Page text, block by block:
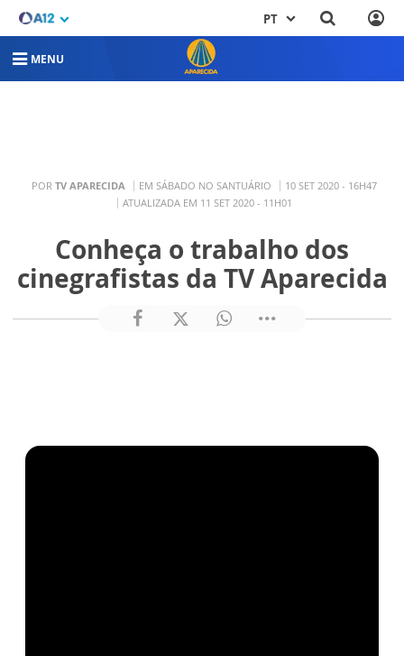
PT
MENU
POR TV APARECIDA EM SÁBADO NO SANTUÁRIO
10 SET 2020 - 16H47
ATUALIZADA EM 11 SET 2020 - 11H01
Conheça o trabalho dos
cinegrafistas da TV Aparecida